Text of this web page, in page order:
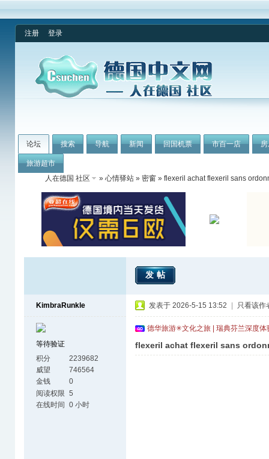
注册 登录
论坛 搜索 导航 新闻 回国机票 市百一店
旅游超市
人在德国 社区
» 心情驿站 » 密窗 » flexeril achat flexeril sans
发帖
KimbraRunkle
等待验证
积分
2239682
威望
746564
金钱
0
阅读权限 5
在线时间 0 小时
发表于 2026-5-15 13:52 只看该作
德华旅游✳文化之旅 | 瑞典芬兰深度
flexeril achat flexeril sans